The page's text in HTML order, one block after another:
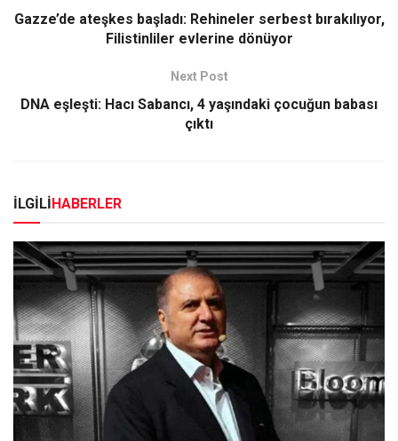
Gazze’de ateşkes başladı: Rehineler serbest bırakılıyor,
Filistinliler evlerine dönüyor
Next Post
DNA eşleşti: Hacı Sabancı, 4 yaşındaki çocuğun babası
çıktı
İLGİLİ HABERLER